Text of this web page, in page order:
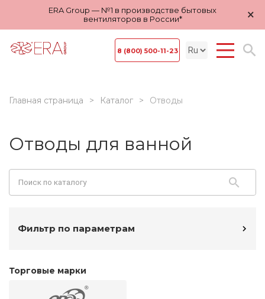
ERA Group — №1 в производстве бытовых
вентиляторов в России*
×
8 (800) 500-11-23
Главная страница Каталог Отводы
Отводы для ванной
Фильтр по параметрам
Торговые марки